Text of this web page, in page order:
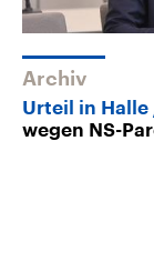
Archiv
Urteil in Halle
wegen NS-